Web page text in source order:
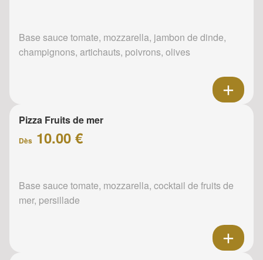
Base sauce tomate, mozzarella, jambon de dinde,
champignons, artichauts, poivrons, olives
Pizza Fruits de mer
Dès 10.00 €
Base sauce tomate, mozzarella, cocktail de fruits de
mer, persillade